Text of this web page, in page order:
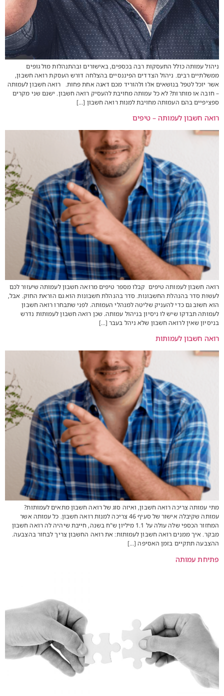
ניהול עמותה כולל התעסקות רבה בכספים, באישורים ובהתנהלות מול גופים
ממשלתיים רבים. ניהול הצדדים הפיננסיים בהצלחה דורש העסקת רואה חשבון,
אשר יוכל לטפל בנושאים אלו ולהוריד מכם דאגה אחת פחות. רואה חשבון לעמותה
– חובה או מותרות? לא כל עמותה מחויבת להעסיק רואה חשבון. ישנם שני מקרים
ספציפיים בהם העמותה מחויבת למנות רואה חשבון […]
רואה חשבון לעמותה – טיפים
רואה חשבון לעמותה טיפים קבלו מספר טיפים מרואה חשבון לעמותה שיעזור לכם
לעשות סדר בהנהלת החשבונות. סדר בהנהלת חשבונות הוא גם הוראת החוק. אבל,
הוא חשוב גם כדי להעניק שליטה למנהלי העמותה. לפני שתבחרו רואה חשבון
לעמותה תבדקו שיש לו ניסיון בניהול עמותה. שכן רואה חשבון לעמותות נדרש
בניסיון שאין לרואה חשבון שלא ניהל בעבר […]
רואה חשבון לעמותות
מתי עמותה צריכה רואה חשבון, ואיזה סוג של רואה חשבון מתאים לעמותות?
עמותה שקיבלה אישור של סעיף 46 צריכה למנות רואה חשבון. כל עמותה אשר
המחזור הכספי שלה עולה על 1.1 מיליון ש"ח בשנה, חייבת שיהיה לה רואה חשבון
מבקר. איך ממנים רואה חשבון לעמותות: את רואה החשבון צריך לבחור בהצבעה.
ההצבעה תתקיים בזמן האסיפה […]
פתיחת עמותה